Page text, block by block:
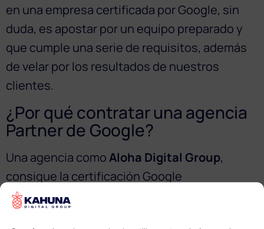
en una empresa certificada por Google, sin
duda, es apostar por un equipo preparado y
que cumple una serie de requisitos, además
de velar por los resultados de nuestros
clientes.
¿Por qué contratar una agencia
Partner de Google?
Una agencia comoAloha Digital Group,
consigue la certificación Google
Partner gracias a 3 requisitos fundamentales: